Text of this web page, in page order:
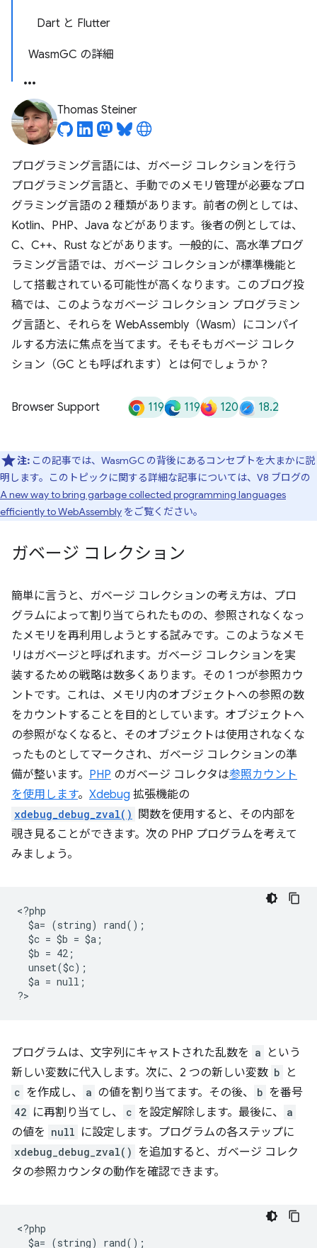
Dart と Flutter
WasmGC の詳細
Thomas Steiner
プログラミング言語には、ガベージ コレクションを行う
プログラミング言語と、手動でのメモリ管理が必要なプロ
グラミング言語の 2 種類があります。前者の例としては、
Kotlin、PHP、Java などがあります。後者の例としては、
C、C++、Rust などがあります。一般的に、高水準プログ
ラミング言語では、ガベージ コレクションが標準機能と
して搭載されている可能性が高くなります。このブログ投
稿では、このようなガベージ コレクション プログラミン
グ言語と、それらを WebAssembly（Wasm）にコンパイ
ルする方法に焦点を当てます。そもそもガベージ コレク
ション（GC とも呼ばれます）とは何でしょうか？
Browser Support 119 119 120 18.2
注: この記事では、WasmGC の背後にあるコンセプトを大まかに説
明します。このトピックに関する詳細な記事については、V8 ブログの
A new way to bring garbage collected programming languages
efficiently to WebAssembly をご覧ください。
ガベージ コレクション
簡単に言うと、ガベージ コレクションの考え方は、プロ
グラムによって割り当てられたものの、参照されなくなっ
たメモリを再利用しようとする試みです。このようなメモ
リはガベージと呼ばれます。ガベージ コレクションを実
装するための戦略は数多くあります。その 1 つが参照カウ
ントです。これは、メモリ内のオブジェクトへの参照の数
をカウントすることを目的としています。オブジェクトへ
の参照がなくなると、そのオブジェクトは使用されなくな
ったものとしてマークされ、ガベージ コレクションの準
備が整います。 PHP のガベージ コレクタは参照カウント
を使用します。 Xdebug 拡張機能の
xdebug_debug_zval()
関数を使用すると、その内部を
覗き見ることができます。次の PHP プログラムを考えて
みましょう。
<?php
  $a= (string) rand();
  $c = $b = $a;
  $b = 42;
  unset($c);
  $a = null;
?
プログラムは、文字列にキャストされた乱数を a
という
新しい変数に代入します。次に、2 つの新しい変数 b と
c を作成し、 a の値を割り当てます。その後、 b を番号
42 に再割り当てし、 c を設定解除します。最後に、 a
の値を null に設定します。プログラムの各ステップに
xdebug_debug_zval() を追加すると、ガベージ コレク
タの参照カウンタの動作を確認できます。
<?php
  $a= (string) rand();